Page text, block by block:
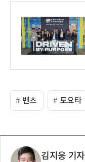
벤츠 토요타
김지웅 기자